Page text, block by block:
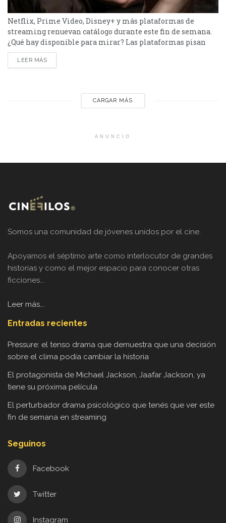
Netflix, Prime Video, Disney+ y más plataformas de
streaming renuevan catálogo durante este fin de semana.
¿Qué hay disponible para mirar? Las plataformas pisan
fuerte con una batería de lanzamientos que combinan
producciones locales y adaptaciones ambiciosas. De Netflix
LEER MÁS
CARGAR MÁS
ANUNCIO
Somos una comunidad de jóvenes unidos por el cine.
Apoyamos el séptimo arte como interlocutor de grandes
historias y como el mejor espacio para conocer otras
ficciones...
Leer más...
Entradas recientes
Pressure: el tenso drama que demuestra que una decisión
sobre el clima podía cambiar la historia
El protagonista de Michael Jackson, Jaafar Jackson, ya
tiene su próxima película
El perturbador drama psicológico que tenés que ver este
fin de semana en streaming
Seguinos
Facebook
Twitter
Instagram